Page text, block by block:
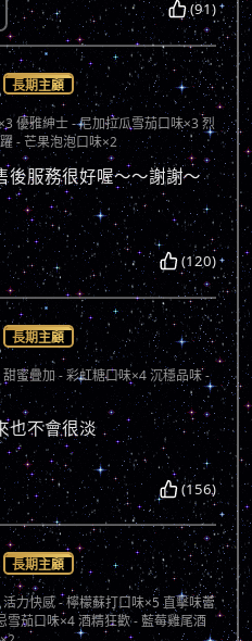
(91)
長期主顧
優雅紳士 - 尼加拉瓜雪茄口味×3 烈
- 芒果泡泡口味×2
後服務很好喔～～謝謝～
(120)
長期主顧
蜜疊加 - 彩虹糖口味×4 沉穩品味 -
也不會很淡
(156)
長期主顧
力快感 - 檸檬蘇打口味×5 直擊味蕾
茄口味×4 酒精狂歡 - 藍莓雞尾酒